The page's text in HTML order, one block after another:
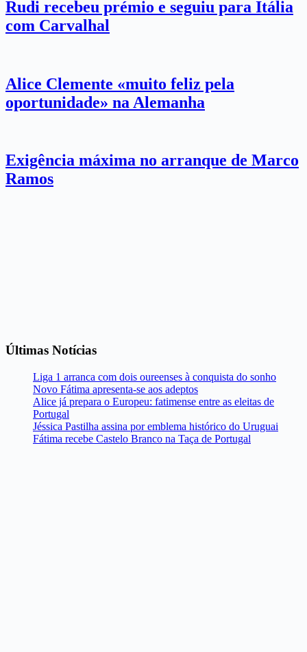
Rudi recebeu prémio e seguiu para Itália
com Carvalhal
Alice Clemente «muito feliz pela
oportunidade» na Alemanha
Exigência máxima no arranque de Marco
Ramos
Últimas Notícias
Liga 1 arranca com dois oureenses à conquista do sonho
Novo Fátima apresenta-se aos adeptos
Alice já prepara o Europeu: fatimense entre as eleitas de
Portugal
Jéssica Pastilha assina por emblema histórico do Uruguai
Fátima recebe Castelo Branco na Taça de Portugal